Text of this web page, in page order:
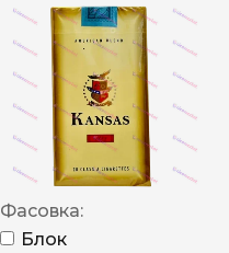
Фасовка:
Блок